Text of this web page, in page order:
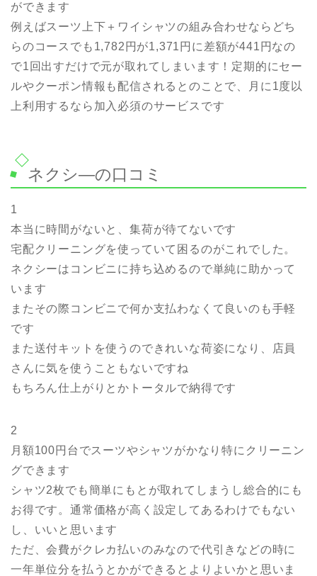
ができます
例えばスーツ上下＋ワイシャツの組み合わせならどち
らのコースでも1,782円が1,371円に差額が441円なの
で1回出すだけで元が取れてしまいます！定期的にセー
ルやクーポン情報も配信されるとのことで、月に1度以
上利用するなら加入必須のサービスです
ネクシ—の口コミ
1
本当に時間がないと、集荷が待てないです
宅配クリーニングを使っていて困るのがこれでした。
ネクシーはコンビニに持ち込めるので単純に助かって
います
またその際コンビニで何か支払わなくて良いのも手軽
です
また送付キットを使うのできれいな荷姿になり、店員
さんに気を使うこともないですね
もちろん仕上がりとかトータルで納得です
2
月額100円台でスーツやシャツがかなり特にクリーニン
グできます
シャツ2枚でも簡単にもとが取れてしまうし総合的にも
お得です。通常価格が高く設定してあるわけでもない
し、いいと思います
ただ、会費がクレカ払いのみなので代引きなどの時に
一年単位分を払うとかができるとよりよいかと思いま